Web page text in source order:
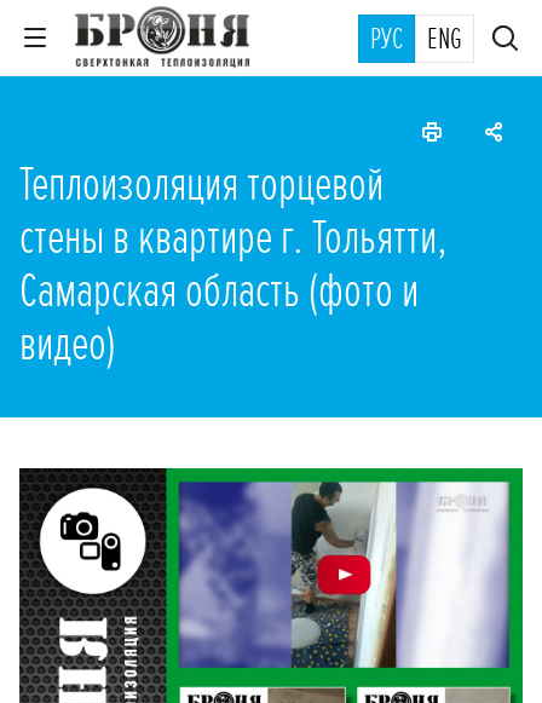
РУС ENG
Теплоизоляция торцевой
стены в квартире г. Тольятти,
Самарская область (фото и
видео)